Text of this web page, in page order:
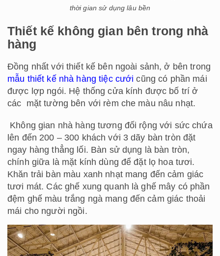
thời gian sử dụng lâu bền
Thiết kế không gian bên trong nhà
hàng
Đồng nhất với thiết kế bên ngoài sảnh,ở bên trong
mẫu thiết kế nhà hàng tiệc cưới cũng có phần mái
được lợp ngói. Hệ thống cửa kính được bố trí ở
các mặt tường bên với rèm che màu nâu nhạt.
Không gian nhà hàng tương đối rộng với sức chứa
lên đến 200 – 300 khách với 3 dãy bàn tròn đặt
ngay hàng thẳng lối. Bàn sử dụng là bàn tròn,
chính giữa là mặt kính dùng để đặt lọ hoa tươi.
Khăn trải bàn màu xanh nhạt mang đến cảm giác
tươi mát. Các ghế xung quanh là ghế mây có phần
đệm ghế màu trắng ngà mang đến cảm giác thoải
mái cho người ngồi.